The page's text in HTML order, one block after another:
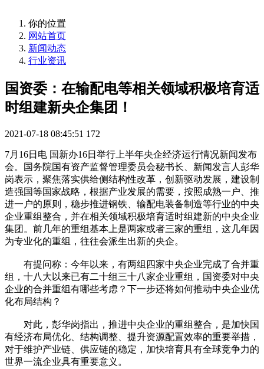
你的位置
网站首页
新闻动态
行业资讯
国资委：在输配电等相关领域积极培育适
时组建新央企集团！
2021-07-18 08:45:51 172
7月16日电 国新办16日举行上半年央企经济运行情况新闻发布
会。国务院国有资产监督管理委员会秘书长、新闻发言人彭华
岗表示，聚焦落实供给侧结构性改革，创新驱动发展，建设制
造强国等国家战略，根据产业发展的需要，按照成熟一户、推
进一户的原则，稳步推进钢铁、输配电装备制造等行业的中央
企业重组整合，并在相关领域积极培育适时组建新的中央企业
集团。前几年的重组基本上是两家或者三家的重组，这几年因
为专业化的重组，往往会派生出新的央企。
有提问称：今年以来，有两组四家中央企业完成了合并重
组，十八大以来已有二十组三十八家企业重组，国资委对中央
企业的合并重组有哪些考虑？下一步还将如何推动中央企业优
化布局结构？
对此，彭华岗指出，推进中央企业的重组整合，是加快国
有经济布局优化、结构调整、提升资源配置效率的重要举措，
对于维护产业链、供应链的稳定，加快培育具有全球竞争力的
世界一流企业具有重要意义。